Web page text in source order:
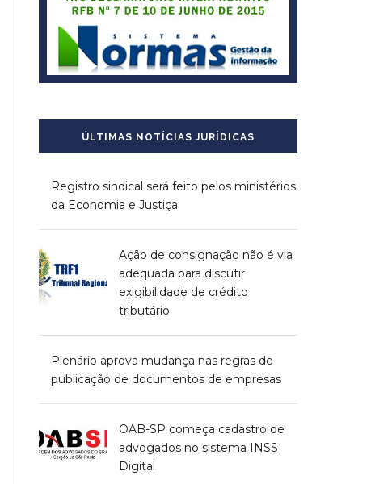
ÚLTIMAS NOTÍCIAS JURÍDICAS
Registro sindical será feito pelos ministérios
da Economia e Justiça
Ação de consignação não é via
adequada para discutir
exigibilidade de crédito
tributário
Plenário aprova mudança nas regras de
publicação de documentos de empresas
OAB-SP começa cadastro de
advogados no sistema INSS
Digital